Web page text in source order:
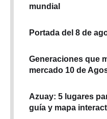
mundial
Portada del 8 de
Generaciones que
mercado 10 de
Azuay: 5 lugares
guía y mapa